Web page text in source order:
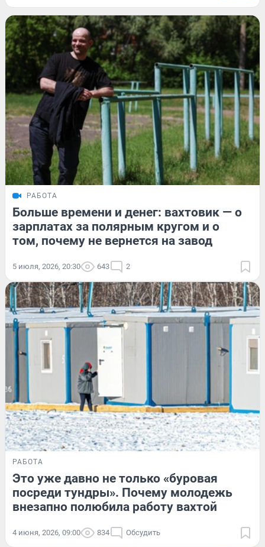
РАБОТА
Больше времени и денег: вахтовик — о
зарплатах за полярным кругом и о
том, почему не вернется на завод
5 июля, 2026, 20:30 643 2
РАБОТА
Это уже давно не только «буровая
посреди тундры». Почему молодежь
внезапно полюбила работу вахтой
4 июня, 2026, 09:00 834 Обсудить